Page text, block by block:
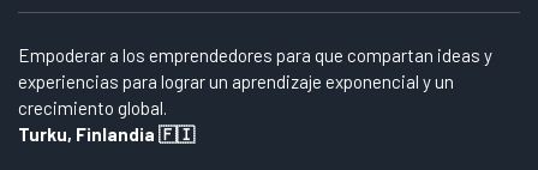
Empoderar a los emprendedores para que compartan ideas y
experiencias para lograr un aprendizaje exponencial y un
crecimiento global.
Turku, Finlandia 🇫🇮